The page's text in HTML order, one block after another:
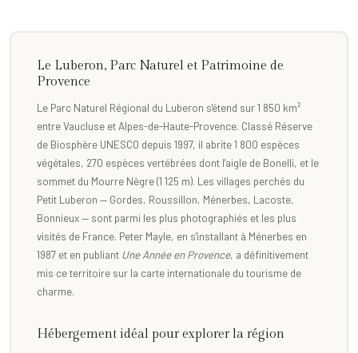
Le Luberon, Parc Naturel et Patrimoine de
Provence
Le Parc Naturel Régional du Luberon s'étend sur 1 850 km²
entre Vaucluse et Alpes-de-Haute-Provence. Classé Réserve
de Biosphère UNESCO depuis 1997, il abrite 1 800 espèces
végétales, 270 espèces vertébrées dont l'aigle de Bonelli, et le
sommet du Mourre Nègre (1 125 m). Les villages perchés du
Petit Luberon — Gordes, Roussillon, Ménerbes, Lacoste,
Bonnieux — sont parmi les plus photographiés et les plus
visités de France. Peter Mayle, en s'installant à Ménerbes en
1987 et en publiant Une Année en Provence, a définitivement
mis ce territoire sur la carte internationale du tourisme de
charme.
Hébergement idéal pour explorer la région